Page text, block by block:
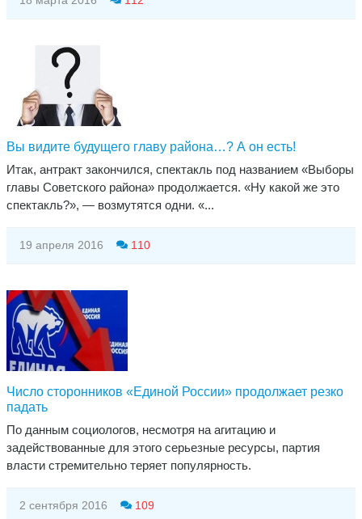
Вы видите будущего главу района…? А он есть!
Итак, антракт закончился, спектакль под названием «Выборы
главы Советского района» продолжается. «Ну какой же это
спектакль?», — возмутятся одни. «...
19 апреля 2016 110
Число сторонников «Единой России» продолжает резко
падать
По данным социологов, несмотря на агитацию и
задействованные для этого серьезные ресурсы, партия
власти стремительно теряет популярность.
2 сентября 2016 109